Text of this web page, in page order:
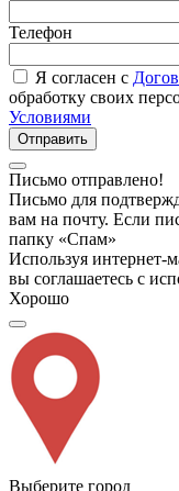
Телефон
Я согласен с
обработку своих
Условиями
Отправить
Письмо отправлено!
Письмо для
вам на почту. Если
папку «Спам»
Используя интернет-
вы соглашаетесь с
Хорошо
Выберите город